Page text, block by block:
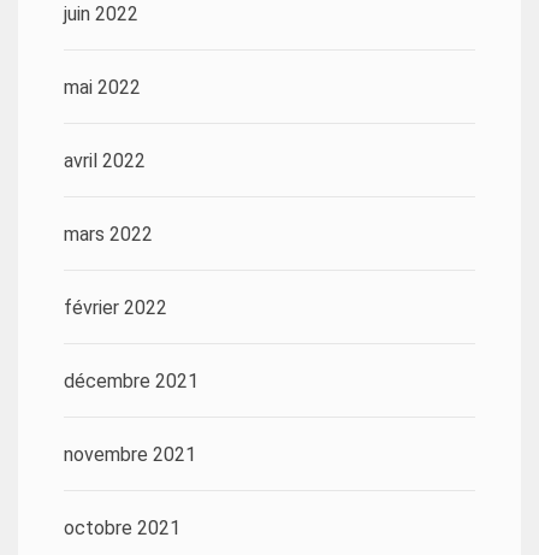
juin 2022
mai 2022
avril 2022
mars 2022
février 2022
décembre 2021
novembre 2021
octobre 2021